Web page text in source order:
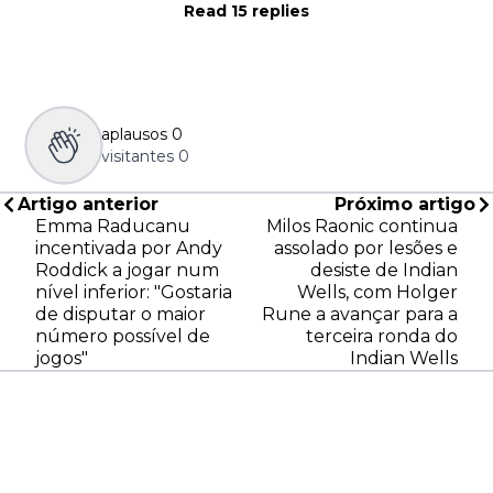
Read 15 replies
aplausos 0
visitantes 0
Artigo anterior
Emma Raducanu
incentivada por Andy
Roddick a jogar num
nível inferior: "Gostaria
de disputar o maior
número possível de
jogos"
Próximo artigo
Milos Raonic continua
assolado por lesões e
desiste de Indian
Wells, com Holger
Rune a avançar para a
terceira ronda do
Indian Wells